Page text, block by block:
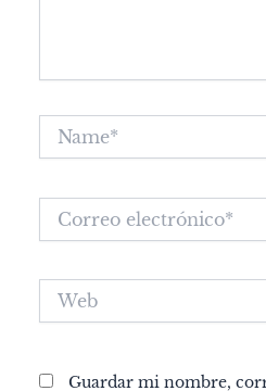
Name*
Correo
electrónico*
Web
Guardar mi nombre,